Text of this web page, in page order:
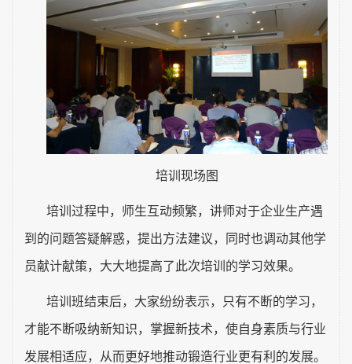
培训现场图
培训过程中，师生互动频繁，讲师对于企业生产遇
到的问题答疑解惑，提出方法建议，同时也调动其他学
员献计献策，大大地提高了此次培训的学习效果。
培训班结束后，大家纷纷表示，只有不断的学习，
才能不断吸纳新知识，掌握新技术，使自身素质与行业
发展相适应，从而更好地推动锻造行业更有利的发展。